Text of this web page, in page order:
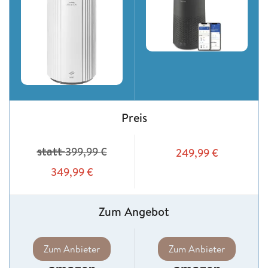
Preis
statt399,99€
349,99€
249,99€
Zum Angebot
Zum Anbieter Zum Anbieter